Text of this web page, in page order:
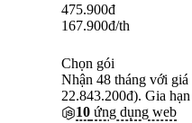
475.900đ
167.900đ/th
Chọn gói
Nhận 48 tháng với giá
22.843.200đ). Gia
10 ứng dụng web